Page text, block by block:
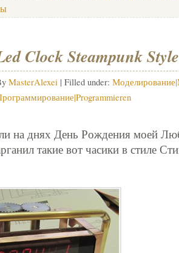
Clock Steampunk Style
MasterAlexei | Filled under:
на днях День Рождения моей
такие вот часики в стиле